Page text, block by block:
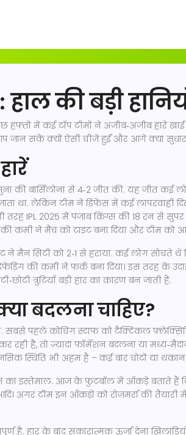
की बड़ी
में कई टॉप टीमों ने अजीब‑अजीब हारें
जान सकें क्यों ऐसी चीज़ें हुईं और आगे क्या
बार्सिलोना से 4‑2 जीत की. यह जीत कई
था. लेकिन टीम ने डिफेंस में कई लापरवाही
तरह IPL 2025 में पंजाब किंग्स की 18 रन से
की कमी ने मैच को टाइट बना दिया और टीम को
मैन सिटी को 2‑1 से हराया. कई लोग सोचते थे
की कमी ने फर्क बना दिया। इस तरह के
त्रुटियाँ बड़ी हार का कारण बन जाती हैं.
बदलना चाहिए?
सबसे पहले कोचिंग स्टाफ को टैक्टिकल
रही है, तो ज़्यादा फॉर्मेशन बदलना या
स्थिति भी अहम है – कई बार चोटों या थकान
का इस्तेमाल. आज के फुटबॉल में आँकड़े बताते हैं
अगर टीम इन आँकड़ों को रोज़मर्रा की तैयारी
है. हार के बाद सकारात्मक ऊर्जा देना